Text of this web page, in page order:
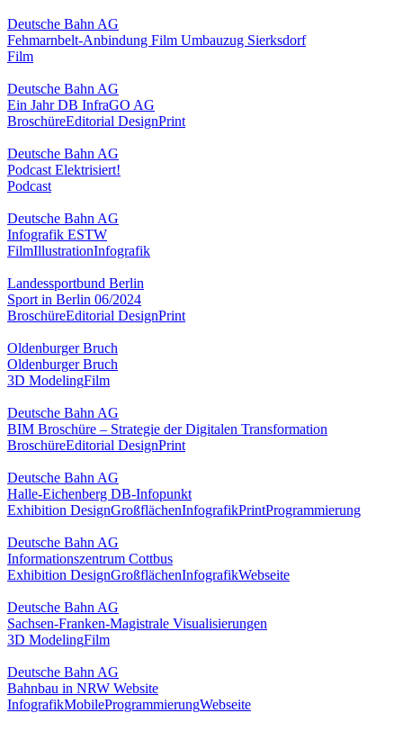
Deutsche Bahn AG
Fehmarnbelt-Anbindung Film Umbauzug Sierksdorf
Film
Deutsche Bahn AG
Ein Jahr DB InfraGO AG
BroschüreEditorial DesignPrint
Deutsche Bahn AG
Podcast Elektrisiert!
Podcast
Deutsche Bahn AG
Infografik ESTW
FilmIllustrationInfografik
Landessportbund Berlin
Sport in Berlin 06/2024
BroschüreEditorial DesignPrint
Oldenburger Bruch
Oldenburger Bruch
3D ModelingFilm
Deutsche Bahn AG
BIM Broschüre – Strategie der Digitalen Transformation
BroschüreEditorial DesignPrint
Deutsche Bahn AG
Halle-Eichenberg DB-Infopunkt
Exhibition DesignGroßflächenInfografikPrintProgrammierung
Deutsche Bahn AG
Informationszentrum Cottbus
Exhibition DesignGroßflächenInfografikWebseite
Deutsche Bahn AG
Sachsen-Franken-Magistrale Visualisierungen
3D ModelingFilm
Deutsche Bahn AG
Bahnbau in NRW Website
InfografikMobileProgrammierungWebseite